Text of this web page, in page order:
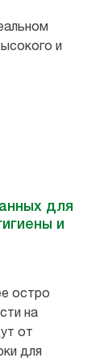
и
для
и
остро
на
от
для